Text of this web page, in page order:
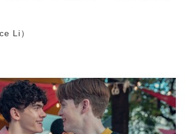
Li）